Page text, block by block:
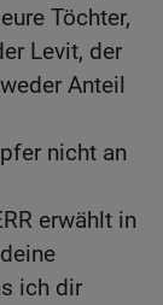
Töchter,
Levit, der
Anteil
nicht an
erwählt in
ich dir